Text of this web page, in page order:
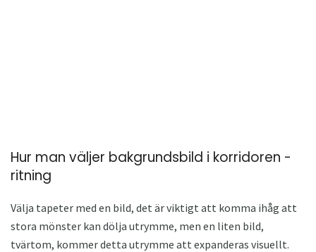
Hur man väljer bakgrundsbild i korridoren -
ritning
Välja tapeter med en bild, det är viktigt att komma ihåg att
stora mönster kan dölja utrymme, men en liten bild,
tvärtom, kommer detta utrymme att expanderas visuellt.